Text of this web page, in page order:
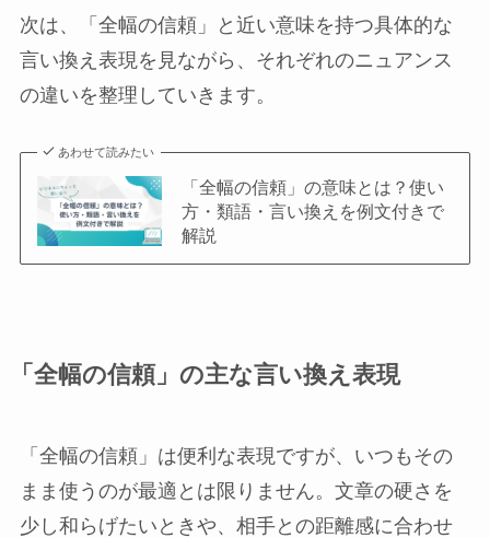
次は、「全幅の信頼」と近い意味を持つ具体的な
言い換え表現を見ながら、それぞれのニュアンス
の違いを整理していきます。
あわせて読みたい
「全幅の信頼」の意味とは？使い
方・類語・言い換えを例文付きで
解説
「全幅の信頼」の主な言い換え表現
「全幅の信頼」は便利な表現ですが、いつもその
まま使うのが最適とは限りません。文章の硬さを
少し和らげたいときや、相手との距離感に合わせ